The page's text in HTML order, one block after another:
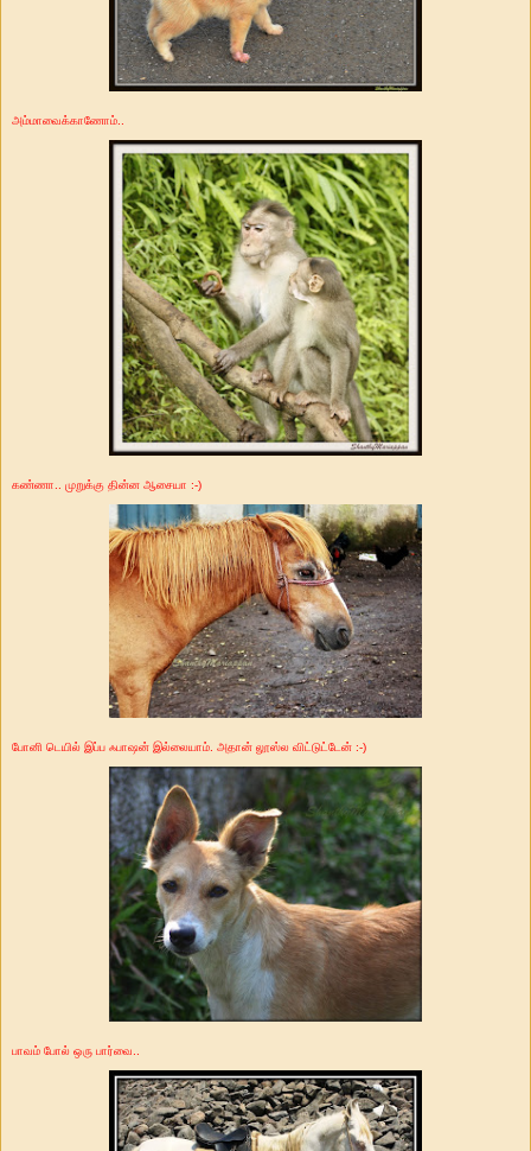
அம்மாவைக்காணோம்..
கண்ணா.. முறுக்கு தின்ன ஆசையா :-)
போனி டெயில் இப்ப ஃபாஷன் இல்லையாம். அதான் லூஸ்ல விட்டுட்டேன் :-)
பாவம் போல் ஒரு பார்வை..